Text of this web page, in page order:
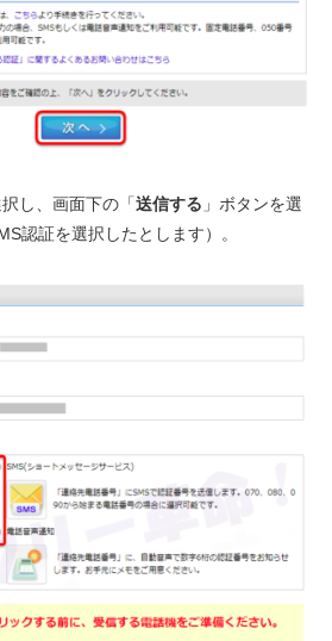
し、画面下の「送信する 」ボタンを選
認証を選択したとします）。